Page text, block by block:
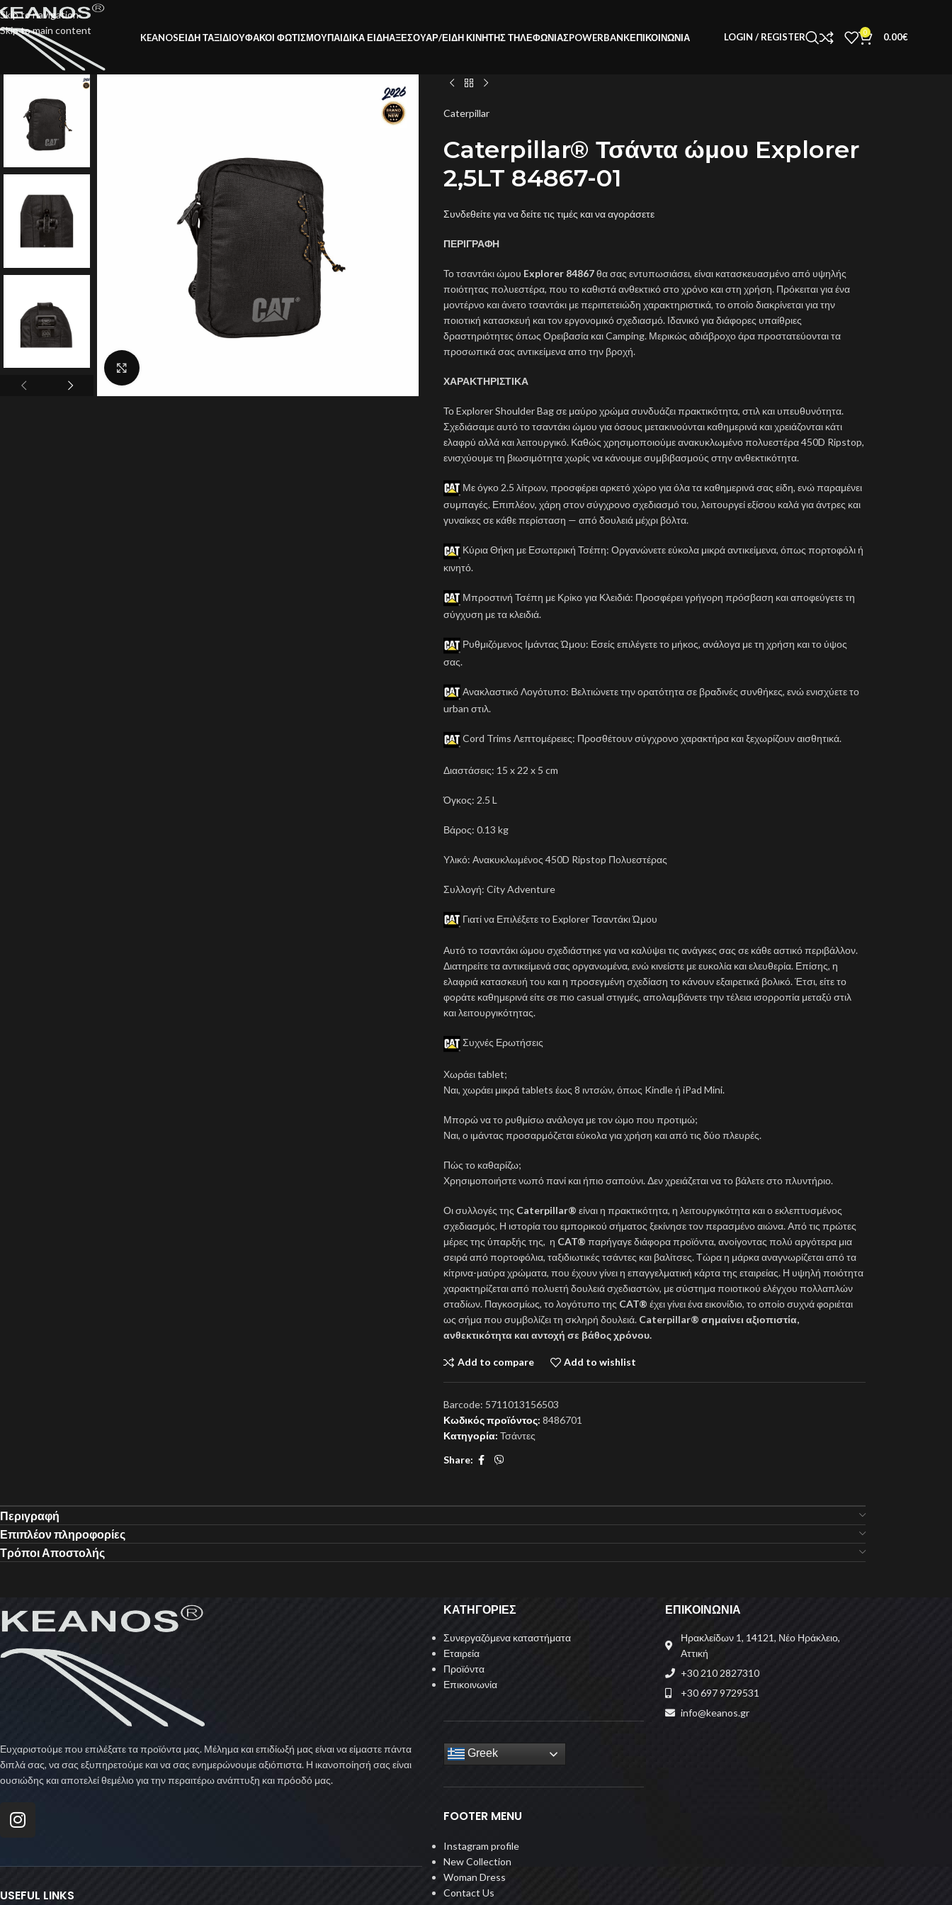
Skip to navigation
Skip to main content
KEANOSΕΙΔΗ ΤΑΞΙΔΙΟΥΦΑΚΟΙ ΦΩΤΙΣΜΟΥΠΑΙΔΙΚΑ ΕΙΔΗΑΞΕΣΟΥΑΡ/ΕΙΔΗ ΚΙΝΗΤΗΣ ΤΗΛΕΦΩΝΙΑΣPOWERBANKΕΠΙΚΟΙΝΩΝΊΑ LOGIN / REGISTER 0 0.00€
Caterpillar
Caterpillar® Τσάντα ώμου Explorer
2,5LT 84867-01
Συνδεθείτε για να δείτε τις τιμές και να αγοράσετε
ΠΕΡΙΓΡΑΦΗ
Το τσαντάκι ώμου Explorer 84867θα σας εντυπωσιάσει, είναι κατασκευασμένο από υψηλής
ποιότητας πολυεστέρα, που το καθιστά ανθεκτικό στο χρόνο και στη χρήση. Πρόκειται για ένα
μοντέρνο και άνετο τσαντάκι με περιπετειώδη χαρακτηριστικά, το οποίο διακρίνεται για την
ποιοτική κατασκευή και τον εργονομικό σχεδιασμό. Ιδανικό για διάφορες υπαίθριες
δραστηριότητες όπως Ορειβασία και Camping. Μερικώς αδιάβροχο άρα προστατεύονται τα
προσωπικά σας αντικείμενα απο την βροχή.
ΧΑΡΑΚΤΗΡΙΣΤΙΚΑ
Το Explorer Shoulder Bag σε μαύρο χρώμα συνδυάζει πρακτικότητα, στιλ και υπευθυνότητα.
Σχεδιάσαμε αυτό το τσαντάκι ώμου για όσους μετακινούνται καθημερινά και χρειάζονται κάτι
ελαφρύ αλλά και λειτουργικό. Καθώς χρησιμοποιούμε ανακυκλωμένο πολυεστέρα 450D Ripstop,
ενισχύουμε τη βιωσιμότητα χωρίς να κάνουμε συμβιβασμούς στην ανθεκτικότητα.
Με όγκο 2.5 λίτρων, προσφέρει αρκετό χώρο για όλα τα καθημερινά σας είδη, ενώ παραμένει
συμπαγές. Επιπλέον, χάρη στον σύγχρονο σχεδιασμό του, λειτουργεί εξίσου καλά για άντρες και
γυναίκες σε κάθε περίσταση — από δουλειά μέχρι βόλτα.
Κύρια Θήκη με Εσωτερική Τσέπη: Οργανώνετε εύκολα μικρά αντικείμενα, όπως πορτοφόλι ή
κινητό.
Μπροστινή Τσέπη με Κρίκο για Κλειδιά: Προσφέρει γρήγορη πρόσβαση και αποφεύγετε τη
σύγχυση με τα κλειδιά.
Ρυθμιζόμενος Ιμάντας Ώμου: Εσείς επιλέγετε το μήκος, ανάλογα με τη χρήση και το ύψος
σας.
Ανακλαστικό Λογότυπο: Βελτιώνετε την ορατότητα σε βραδινές συνθήκες, ενώ ενισχύετε το
urban στιλ.
Cord Trims Λεπτομέρειες: Προσθέτουν σύγχρονο χαρακτήρα και ξεχωρίζουν αισθητικά.
Διαστάσεις: 15 x 22 x 5 cm
Όγκος: 2.5 L
Βάρος: 0.13 kg
Υλικό: Ανακυκλωμένος 450D Ripstop Πολυεστέρας
Συλλογή: City Adventure
Γιατί να Επιλέξετε το Explorer Τσαντάκι Ώμου
Αυτό το τσαντάκι ώμου σχεδιάστηκε για να καλύψει τις ανάγκες σας σε κάθε αστικό περιβάλλον.
Διατηρείτε τα αντικείμενά σας οργανωμένα, ενώ κινείστε με ευκολία και ελευθερία. Επίσης, η
ελαφριά κατασκευή του και η προσεγμένη σχεδίαση το κάνουν εξαιρετικά βολικό. Έτσι, είτε το
φοράτε καθημερινά είτε σε πιο casual στιγμές, απολαμβάνετε την τέλεια ισορροπία μεταξύ στιλ
και λειτουργικότητας.
Συχνές Ερωτήσεις
Χωράει tablet;
Ναι, χωράει μικρά tablets έως 8 ιντσών, όπως Kindle ή iPad Mini.
Μπορώ να το ρυθμίσω ανάλογα με τον ώμο που προτιμώ;
Ναι, ο ιμάντας προσαρμόζεται εύκολα για χρήση και από τις δύο πλευρές.
Πώς το καθαρίζω;
Χρησιμοποιήστε νωπό πανί και ήπιο σαπούνι. Δεν χρειάζεται να το βάλετε στο πλυντήριο.
Οι συλλογές της Caterpillar® είναι η πρακτικότητα, η λειτουργικότητα και ο εκλεπτυσμένος
σχεδιασμός. Η ιστορία του εμπορικού σήματος ξεκίνησε τον περασμένο αιώνα. Από τις πρώτες
μέρες της ύπαρξής της, η CAT® παρήγαγε διάφορα προϊόντα, ανοίγοντας πολύ αργότερα μια
σειρά από πορτοφόλια, ταξιδιωτικές τσάντες και βαλίτσες. Τώρα η μάρκα αναγνωρίζεται από τα
κίτρινα-μαύρα χρώματα, που έχουν γίνει η επαγγελματική κάρτα της εταιρείας. Η υψηλή ποιότητα
χαρακτηρίζεται από πολυετή δουλειά σχεδιαστών, με σύστημα ποιοτικού ελέγχου πολλαπλών
σταδίων. Παγκοσμίως, το λογότυπο της CAT® έχει γίνει ένα εικονίδιο, το οποίο συχνά φοριέται
ως σήμα που συμβολίζει τη σκληρή δουλειά. Caterpillar® σημαίνει αξιοπιστία,
ανθεκτικότητα και αντοχή σε βάθος χρόνου.
Add to compare Add to wishlist
Barcode: 5711013156503
Κωδικός προϊόντος: 8486701
Κατηγορία: Τσάντες
Share:
Περιγραφή
Επιπλέον πληροφορίες
Τρόποι Αποστολής
Ευχαριστούμε που επιλέξατε τα προϊόντα μας. Μέλημα και επιδίωξή μας είναι να είμαστε πάντα
διπλά σας, να σας εξυπηρετούμε και να σας ενημερώνουμε αξιόπιστα. Η ικανοποίησή σας είναι
ουσιώδης και αποτελεί θεμέλιο για την περαιτέρω ανάπτυξη και πρόοδό μας.
USEFUL LINKS
ΚΑΤΗΓΟΡΙΕΣ
Συνεργαζόμενα καταστήματα
Εταιρεία
Προϊόντα
Επικοινωνία
Greek
FOOTER MENU
Instagram profile
New Collection
Woman Dress
Contact Us
ΕΠΙΚΟΙΝΩΝΙΑ
Ηρακλείδων 1, 14121, Νέο Ηράκλειο,
Αττική
+30 210 2827310
+30 697 9729531
info@keanos.gr